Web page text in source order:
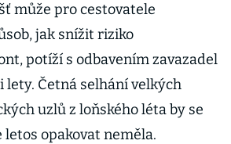
může pro cestovatele
jak snížit riziko
potíží s odbavením zavazadel
lety. Četná selhání velkých
uzlů z loňského léta by se
letos opakovat neměla.